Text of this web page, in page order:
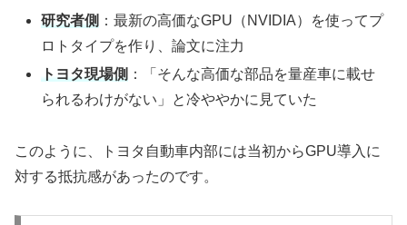
研究者側 ：最新の高価なGPU（NVIDIA）を使ってプ
ロトタイプを作り、論文に注力
トヨタ現場側 ：「そんな高価な部品を量産車に載せ
られるわけがない」と冷ややかに見ていた
このように、トヨタ自動車内部には当初からGPU導入に
対する抵抗感があったのです。